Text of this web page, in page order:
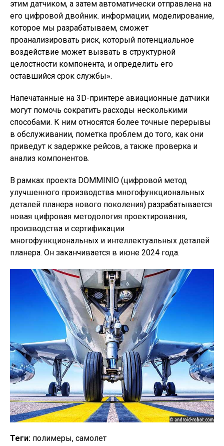
этим датчиком, а затем автоматически отправлена ​​​​на
его цифровой двойник. информации, моделирование,
которое мы разрабатываем, сможет
проанализировать риск, который потенциальное
воздействие может вызвать в структурной
целостности компонента, и определить его
оставшийся срок службы».
Напечатанные на 3D-принтере авиационные датчики
могут помочь сократить расходы несколькими
способами. К ним относятся более точные перерывы
в обслуживании, пометка проблем до того, как они
приведут к задержке рейсов, а также проверка и
анализ компонентов.
В рамках проекта DOMMINIO (цифровой метод
улучшенного производства многофункциональных
деталей планера нового поколения) разрабатывается
новая цифровая методология проектирования,
производства и сертификации
многофункциональных и интеллектуальных деталей
планера. Он заканчивается в июне 2024 года.
Теги: полимеры, самолет